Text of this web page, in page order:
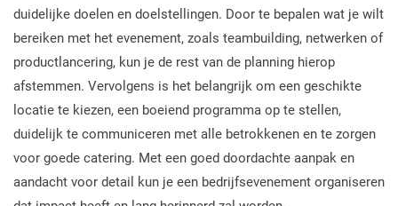
duidelijke doelen en doelstellingen. Door te bepalen wat je wilt
bereiken met het evenement, zoals teambuilding, netwerken of
productlancering, kun je de rest van de planning hierop
afstemmen. Vervolgens is het belangrijk om een geschikte
locatie te kiezen, een boeiend programma op te stellen,
duidelijk te communiceren met alle betrokkenen en te zorgen
voor goede catering. Met een goed doordachte aanpak en
aandacht voor detail kun je een bedrijfsevenement organiseren